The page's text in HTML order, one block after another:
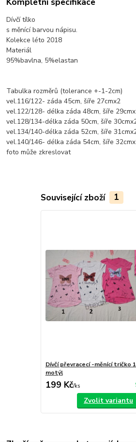
Dívčí tílko
s měnící barvou nápisu.
Kolekce léto 2018
Materiál
95%bavlna, 5%elastan
Tabulka rozměrů (tolerance +-1-2cm)
vel.116/122- záda 45cm, šíře 27cmx2
vel.122/128- délka záda 48cm, šíře
vel.128/134-délka záda 50cm, šíře
vel.134/140-délka záda 52cm, šíře
vel.140/146- délka záda 54cm, šíře
foto může zkreslovat
Související zboží 1
Dívčí převracecí -měnící tričko
motýl
199 Kč/ks
Zvolit variantu